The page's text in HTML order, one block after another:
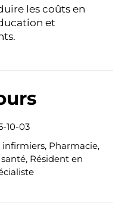
les coûts en
et
10-03
infirmiers, Pharmacie,
Résident en